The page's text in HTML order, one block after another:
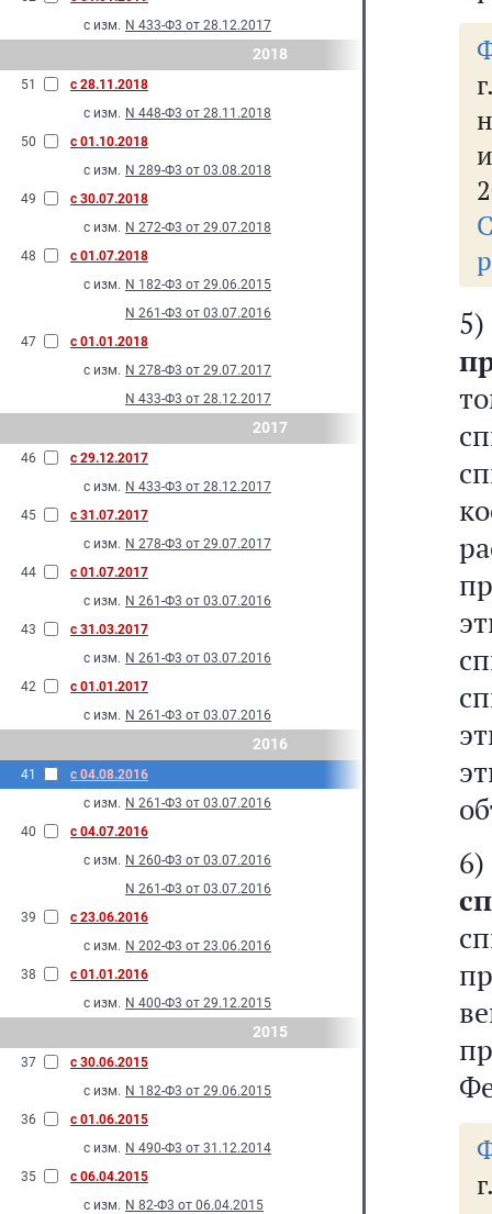
с изм. N 433-Ф3 от 28.12.2017
2018
51
с 28.11.2018
с изм. N 448-Ф3 от 28.11.2018
50
с 01.10.2018
с изм. N 289-Ф3 от 03.08.2018
49
с 30.07.2018
с изм. N 272-Ф3 от 29.07.2018
48
с 01.07.2018
с изм. N 182-Ф3 от 29.06.2015
N 261-Ф3 от 03.07.2016
47
с 01.01.2018
с изм. N 278-Ф3 от 29.07.2017
N 433-Ф3 от 28.12.2017
2017
46
с 29.12.2017
с изм. N 433-Ф3 от 28.12.2017
45
с 31.07.2017
с изм. N 278-Ф3 от 29.07.2017
44
с 01.07.2017
с изм. N 261-Ф3 от 03.07.2016
43
с 31.03.2017
с изм. N 261-Ф3 от 03.07.2016
42
с 01.01.2017
с изм. N 261-Ф3 от 03.07.2016
2016
41
с 04.08.2016
с изм. N 261-Ф3 от 03.07.2016
40
с 04.07.2016
с изм. N 260-Ф3 от 03.07.2016
N 261-Ф3 от 03.07.2016
39
с 23.06.2016
с изм. N 202-Ф3 от 23.06.2016
38
с 01.01.2016
с изм. N 400-Ф3 от 29.12.2015
2015
37
с 30.06.2015
с изм. N 182-Ф3 от 29.06.2015
36
с 01.06.2015
с изм. N 490-Ф3 от 31.12.2014
35
с 06.04.2015
с изм. N 82-Ф3 от 06.04.2015